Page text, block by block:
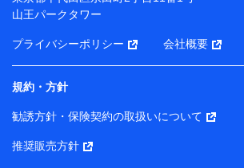
トの閲覧履歴、購買履歴、ご契約内容等
ータを分析して、お客さまの趣味・嗜好
サービス・商品等に関するご提案や広
ことがあります。）
各種セミナーの開催のため
コンサルティングサービスの実施のため
アンケートやキャンペーン等の実施のた
上記に係る案内・手続き・管理等付帯業
所・代表者名】
山王パークタワー
プライバシーポリシー 会社概要
規約・方針
勧誘方針・保険契約の取扱いについて
推奨販売方針